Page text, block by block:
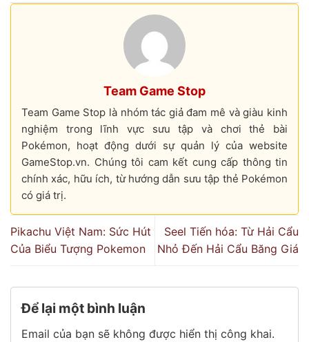
Team Game Stop
Team Game Stop là nhóm tác giả đam mê và giàu kinh
nghiệm trong lĩnh vực sưu tập và chơi thẻ bài
Pokémon, hoạt động dưới sự quản lý của website
GameStop.vn. Chúng tôi cam kết cung cấp thông tin
chính xác, hữu ích, từ hướng dẫn sưu tập thẻ Pokémon
có giá trị.
Pikachu Việt Nam: Sức Hút
Của Biểu Tượng Pokemon
Seel Tiến hóa: Từ Hải Cẩu
Nhỏ Đến Hải Cẩu Băng Giá
Để lại một bình luận
Email của bạn sẽ không được hiển thị công khai.